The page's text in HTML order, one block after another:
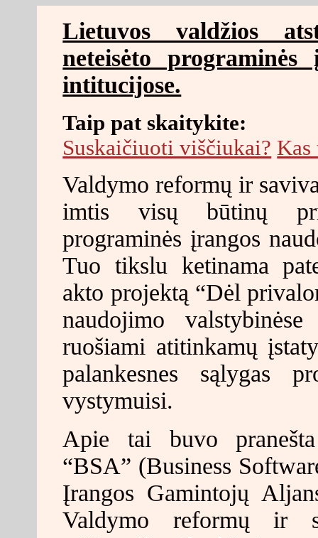
Lietuvos valdžios
neteisėto programinės
intitucijose.
Taip pat skaitykite:
Suskaičiuoti viščiukai? Kas
Valdymo reformų ir
imtis visų būtinų
programinės įrangos
Tuo tikslu ketinama
akto projektą “Dėl
naudojimo
ruošiami atitinkamų
palankesnes sąlygas
vystymuisi.
Apie tai buvo
“BSA” (Business
Įrangos Gamintojų
Valdymo reformų ir